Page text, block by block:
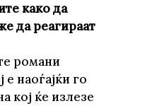
како да
да реагираат
романи
наоѓајќи го
кој ќе излезе